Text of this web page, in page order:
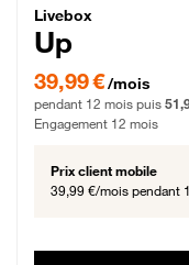
Livebox Up
Livebox
Up
39,99 €/mois
pendant 12 mois puis
Engagement 12 mois
Prix client mobile
39,99 €/mois pendant